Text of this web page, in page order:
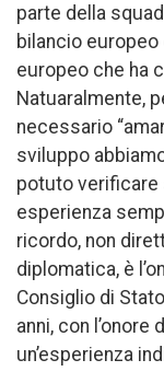
parte della
bilancio
europeo che ha
Natuaralmente,
necessario
sviluppo
potuto
esperienza
ricordo, non
diplomatica, è
Consiglio di
anni, con
un’esperienza